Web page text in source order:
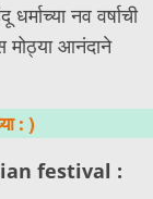
नव वर्षाची
मोठ्या आनंदाने
: )
festival :